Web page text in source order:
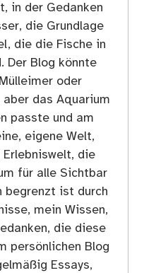
in der Gedanken
die Grundlage
die die Fische in
Der Blog könnte
oder
aber das Aquarium
passte und am
eigene Welt,
Erlebniswelt, die
für alle Sichtbar
begrenzt ist durch
mein Wissen,
die diese
persönlichen Blog
Essays,